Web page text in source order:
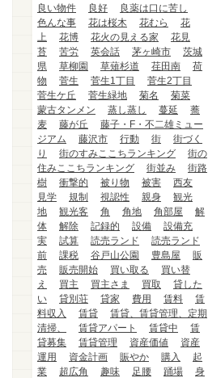
良い物件
良好
良薬は口に苦し
色んな事
花は桜木 花むら
花
上
花博 花火の見える家
花見
苔
苦労 英会話 茅ヶ崎市
茨城
県
草柳園 草薙杉道 荏田南
荷
物
菅生 菅生1丁目
菅生2丁目
菅生ケ丘
菅生緑地 菊名
菊菜
蒙古タンメン
蒸し蒸し 蔓延
蕎
麦
藤が丘
藤子・F・不二雄ミュー
ジアム
藤沢市 行動 街
街づく
り
街のすみここちランキング
街の
住みここちランキング
街並み
街路
樹
衝撃的 被り物 被害
西友
見学
規制 視認性 親身
観光
地
観光客 角 角地 角部屋
解
体
解除 記録的 設備
設備充
実
試算 読売ランド
読売ランド
前
課税 谷戸山公園 豊島屋
販
売
販売開始 買い取る
買い替
え
買主 買主さま 買取
貸した
い
貸別荘 貸家 費用 賃料
賃
料収入
賃貸
賃貸、賃貸管理、定期
清掃、
賃貸アパート 賃貸中
賃
貸募集
賃貸管理 資産価値
資産
運用
資金計画 賑やか 購入
起
業
超広角 趣味 足腰 踊場
身